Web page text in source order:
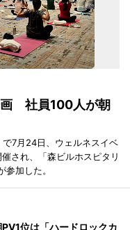
画 社員100人が朝
7月24日、ウェルネスイベ
され、「森ビルホスピタリ
加した。
位は「ハードロックカ